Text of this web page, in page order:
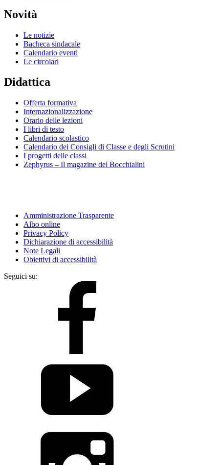
Novità
Le notizie
Bacheca sindacale
Calendario eventi
Le circolari
Didattica
Offerta formativa
Internazionalizzazione
Orario delle lezioni
I libri di testo
Calendario scolastico
Calendario dei Consigli di Classe e degli Scrutini
I progetti delle classi
Zephyrus – Il magazine del Bocchialini
Amministrazione Trasparente
Albo online
Privacy Policy
Dichiarazione di accessibilità
Note Legali
Obiettivi di accessibilità
Seguici su: